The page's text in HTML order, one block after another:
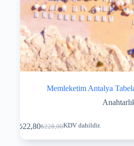
Memleketim Antalya
₺228,00
₺22,80 KDV dahildir.